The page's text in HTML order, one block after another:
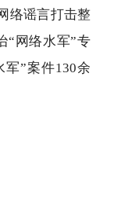
络谣言打击整
“网络水军”专
”案件130余